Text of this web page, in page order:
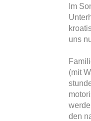
Im
uns
(mit
den